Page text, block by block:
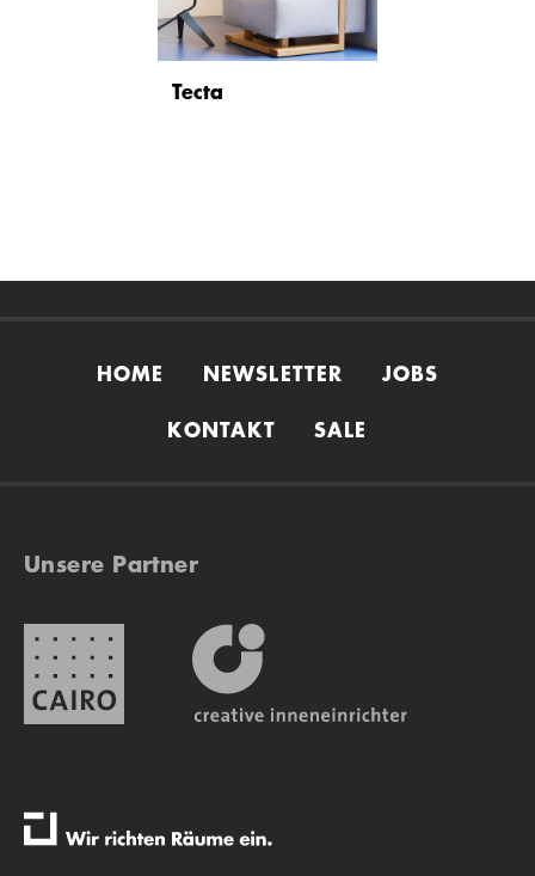
Tecta
HOME NEWSLETTER JOBS
KONTAKT SALE
Unsere Partner